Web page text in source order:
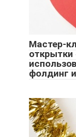
Мастер-
открытки
фолдинг